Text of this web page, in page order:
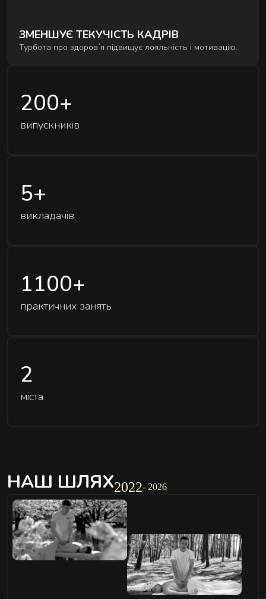
ЗМЕНШУЄ ТЕКУЧІСТЬ КАДРІВ
Турбота про здоровʼя підвищує лояльність і мотивацію.
200+
випускників
5+
викладачів
1100+
практичних занять
2
міста
НАШ ШЛЯХ2022- 2026